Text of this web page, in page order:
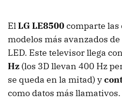
El LG LE8500comparte las
modelos más avanzados
LED. Este televisor llega con
Hz (los 3D llevan 400 Hz
se queda en la mitad) y
como datos más